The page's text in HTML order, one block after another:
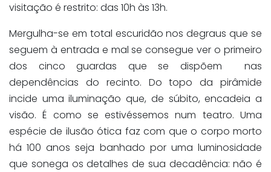
visitação é restrito: das 10h às 13h.
Mergulha-se em total escuridão nos degraus que se
seguem à entrada e mal se consegue ver o primeiro
dos cinco guardas que se dispõem nas
dependências do recinto. Do topo da pirâmide
incide uma iluminação que, de súbito, encadeia a
visão. É como se estivéssemos num teatro. Uma
espécie de ilusão ótica faz com que o corpo morto
há 100 anos seja banhado por uma luminosidade
que sonega os detalhes de sua decadência: não é